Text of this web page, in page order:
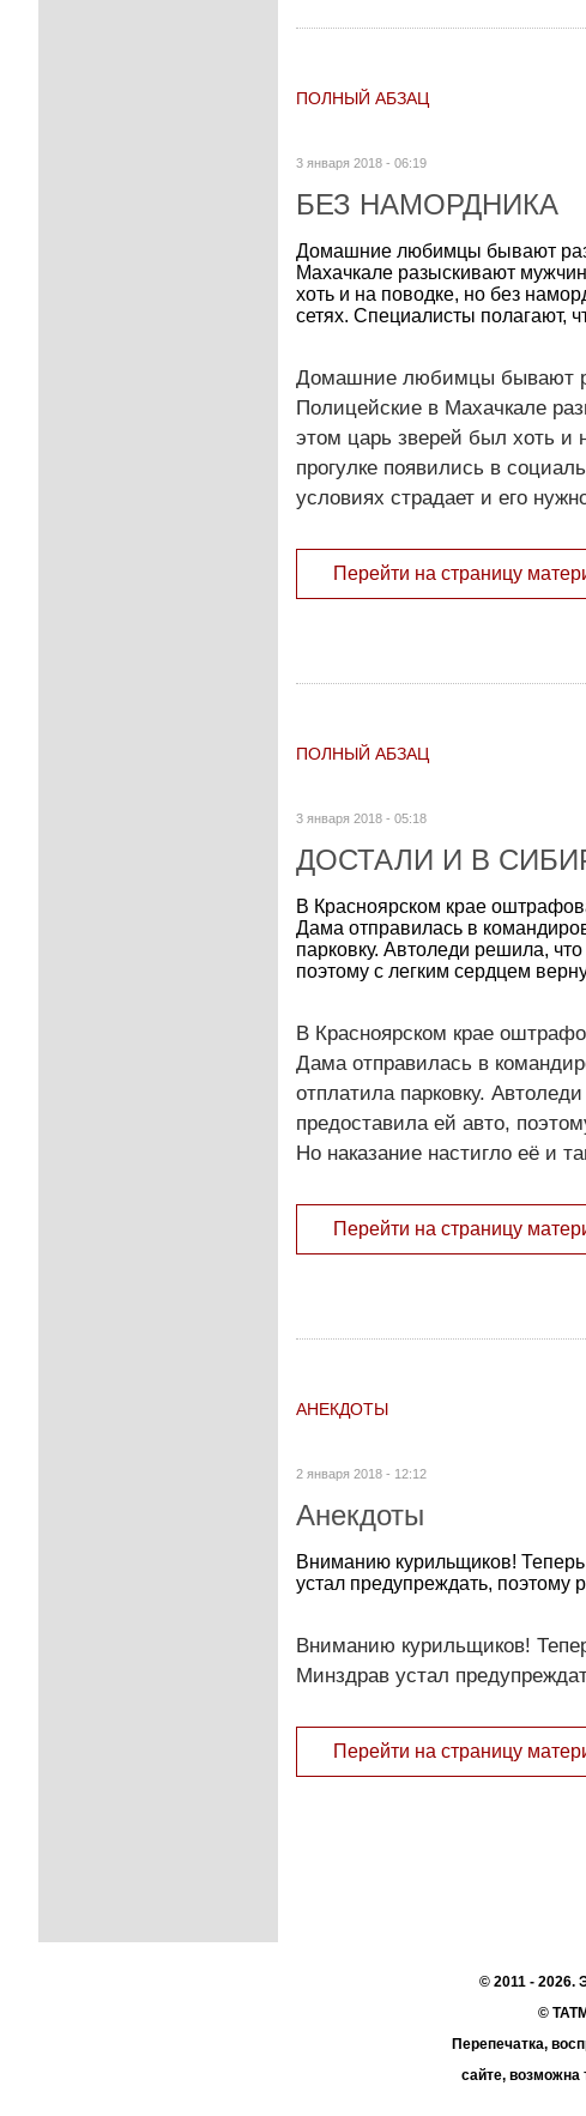
ПОЛНЫЙ АБЗАЦ
3 января 2018 - 06:19
БЕЗ НАМОРДНИКА
Домашние любимцы бывают
Махачкале разыскивают
хоть и на поводке, но без
сетях. Специалисты полагают,
Домашние любимцы бывают
Полицейские в Махачкале
этом царь зверей был хоть и
прогулке появились в
условиях страдает и его
Перейти на страницу
ПОЛНЫЙ АБЗАЦ
3 января 2018 - 05:18
ДОСТАЛИ И В
В Красноярском крае
Дама отправилась в
парковку. Автоледи решила,
поэтому с легким сердцем
В Красноярском крае
Дама отправилась в
отплатила парковку.
предоставила ей авто,
Но наказание настигло её и
Перейти на страницу
АНЕКДОТЫ
2 января 2018 - 12:12
Анекдоты
Вниманию курильщиков!
устал предупреждать,
Вниманию курильщиков!
Минздрав устал
Перейти на страницу
© 2011 - 2026.
©
Перепечатка,
сайте,